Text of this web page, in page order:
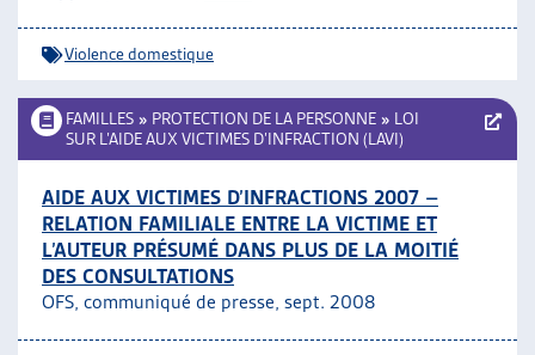
Violence domestique
FAMILLES » PROTECTION DE LA PERSONNE » LOI
SUR L’AIDE AUX VICTIMES D’INFRACTION (LAVI)
AIDE AUX VICTIMES D’INFRACTIONS 2007 –
RELATION FAMILIALE ENTRE LA VICTIME ET
L’AUTEUR PRÉSUMÉ DANS PLUS DE LA MOITIÉ
DES CONSULTATIONS
OFS, communiqué de presse, sept. 2008